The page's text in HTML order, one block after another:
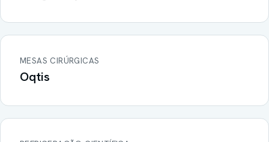
MESAS CIRÚRGICAS
Oqtis